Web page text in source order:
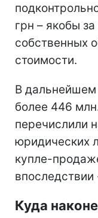
грн – якобы
собственных
стоимости.
В
более 446
перечислили
юридических
купле-
Куда